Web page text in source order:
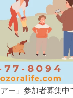
ー」参加者募集中